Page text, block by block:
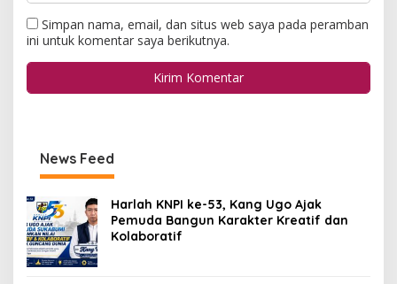
Simpan nama, email, dan situs web saya pada peramban
ini untuk komentar saya berikutnya.
News Feed
Harlah KNPI ke-53, Kang Ugo Ajak
Pemuda Bangun Karakter Kreatif dan
Kolaboratif